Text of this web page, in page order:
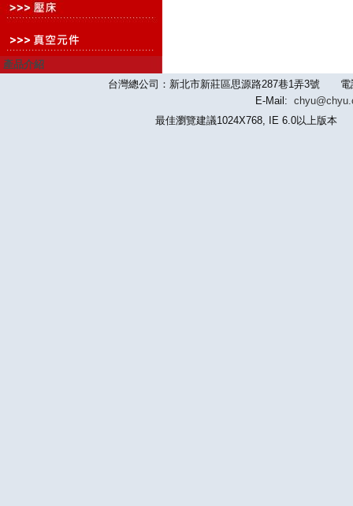
產品介紹
台灣總公司：新北市新莊區思源路287巷1弄3號
E-Mail:
最佳瀏覽建議1024X768, IE 6.0以上版本